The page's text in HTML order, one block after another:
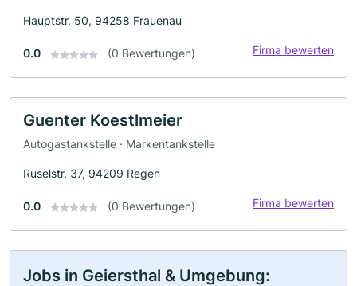
Hauptstr. 50, 94258 Frauenau
0.0 (0 Bewertungen) Firma bewerten
Guenter Koestlmeier
Autogastankstelle · Markentankstelle
Ruselstr. 37, 94209 Regen
0.0 (0 Bewertungen) Firma bewerten
Jobs in Geiersthal & Umgebung: